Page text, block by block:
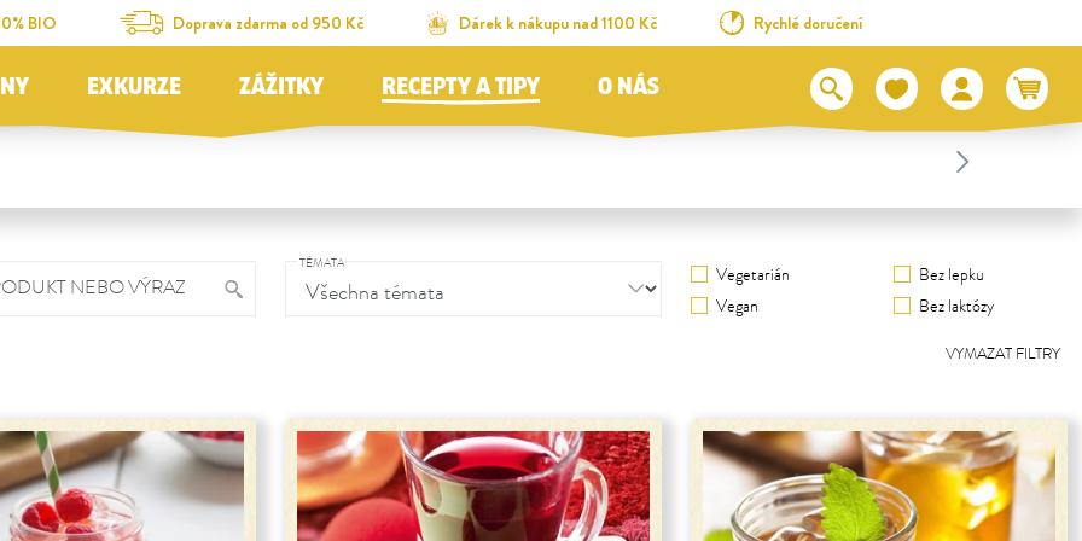
BIO Doprava zdarma od 950 Kč Dárek k nákupu nad 1100 Kč Rychlé doručení
EXKURZE ZÁŽITKY RECEPTY A TIPY O NÁS
NEBO VÝRAZ
TÉMATA
Vegetarián
Vegan
Bez lepku
Bez laktózy
VYMAZAT FILTRY